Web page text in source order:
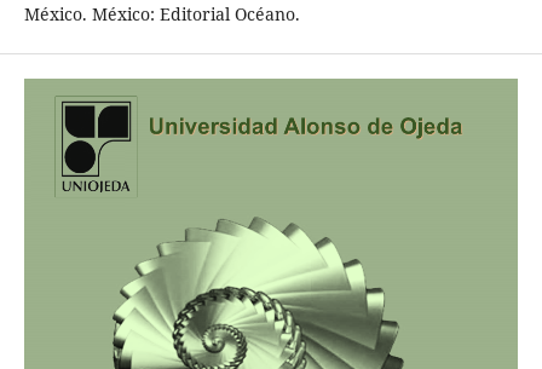
México. México: Editorial Océano.